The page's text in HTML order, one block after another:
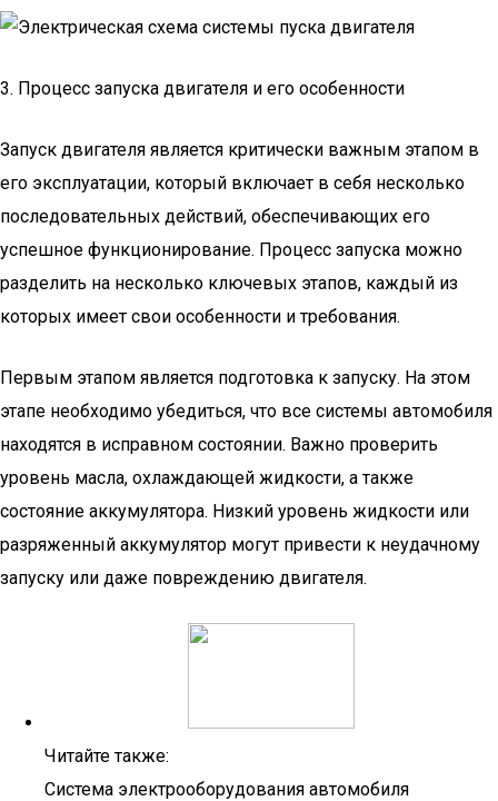
3. Процесс запуска двигателя и его особенности
Запуск двигателя является критически важным этапом в
его эксплуатации, который включает в себя несколько
последовательных действий, обеспечивающих его
успешное функционирование. Процесс запуска можно
разделить на несколько ключевых этапов, каждый из
которых имеет свои особенности и требования.
Первым этапом является подготовка к запуску. На этом
этапе необходимо убедиться, что все системы автомобиля
находятся в исправном состоянии. Важно проверить
уровень масла, охлаждающей жидкости, а также
состояние аккумулятора. Низкий уровень жидкости или
разряженный аккумулятор могут привести к неудачному
запуску или даже повреждению двигателя.
Читайте также:
Система электрооборудования автомобиля